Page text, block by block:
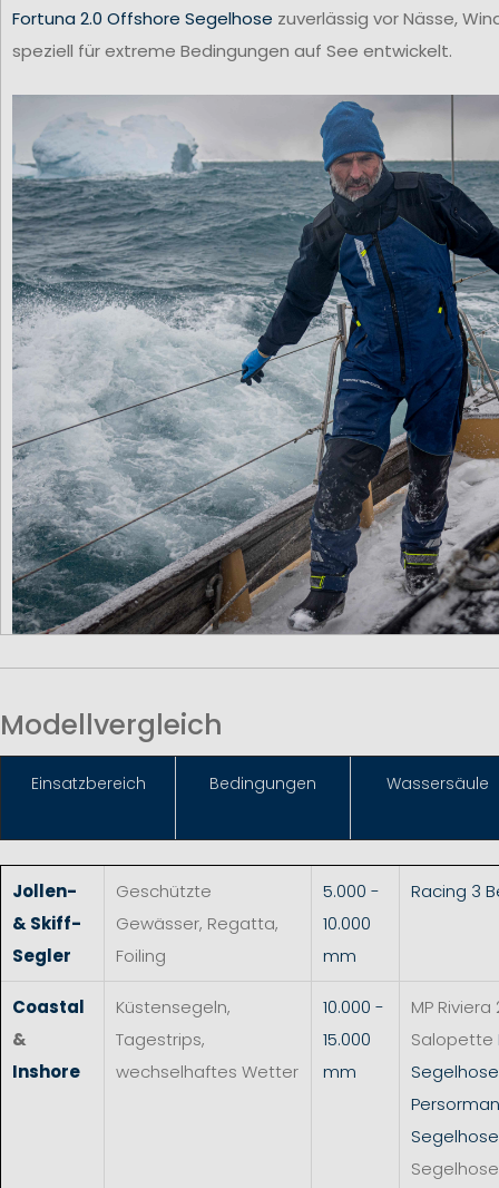
Fortuna 2.0 Offshore Segelhose zuverlässig vor Nässe,
speziell für extreme Bedingungen auf See entwickelt.
Modellvergleich
Einsatzbereich Bedingungen Wassersäule
Jollen-
& Skiff-
Segler
Geschützte
Gewässer, Regatta,
Foiling
5.000 -
10.000
mm
Racing 3
Coastal
&
Inshore
Küstensegeln,
Tagestrips,
wechselhaftes Wetter
10.000 -
15.000
mm
MP Riviera
Salopette
Segelhose